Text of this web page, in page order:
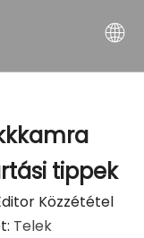
tippek
Közzététel
Telek